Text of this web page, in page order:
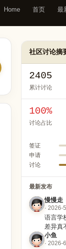
Home 首页 最
社区讨论摘
2405
累计讨论
100%
讨论占比
签证
申请
讨论
最新发布
慢慢走
· 2026-
语言学
差异真
小鱼
· 2026-